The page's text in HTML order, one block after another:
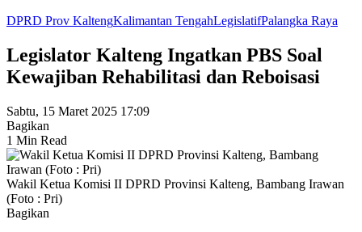
DPRD Prov KaltengKalimantan TengahLegislatifPalangka Raya
Legislator Kalteng Ingatkan PBS Soal
Kewajiban Rehabilitasi dan Reboisasi
Sabtu, 15 Maret 2025 17:09
Bagikan
1 Min Read
Wakil Ketua Komisi II DPRD Provinsi Kalteng, Bambang Irawan
(Foto : Pri)
Bagikan